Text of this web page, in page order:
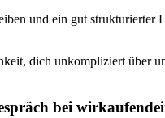
und ein gut strukturierter
dich unkompliziert über
bei